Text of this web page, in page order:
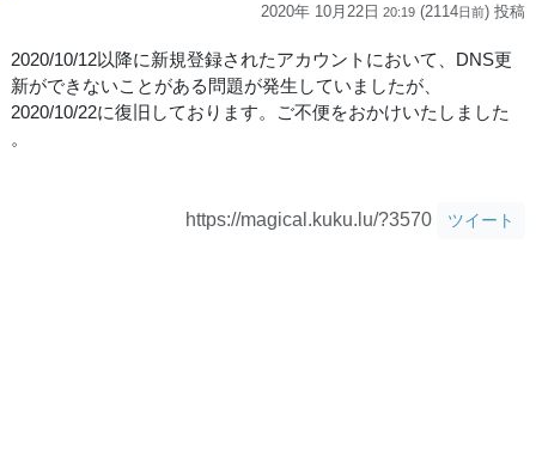
2020年 10月22日 20:19 (2114日前) 投稿
2020/10/12以降に新規登録されたアカウントにおいて、DNS更
新ができないことがある問題が発生していましたが、
2020/10/22に復旧しております。ご不便をおかけいたしました
。
https://magical.kuku.lu/?3570 ツイート